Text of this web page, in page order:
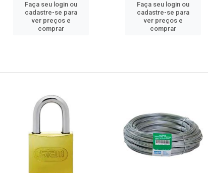
Faça seu login ou
cadastre-se para
ver preços e
comprar
Faça seu login ou
cadastre-se para
ver preços e
comprar